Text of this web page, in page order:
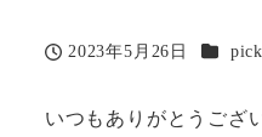
投稿日
2023年5月26日 カテゴ
いつもありがとうござ